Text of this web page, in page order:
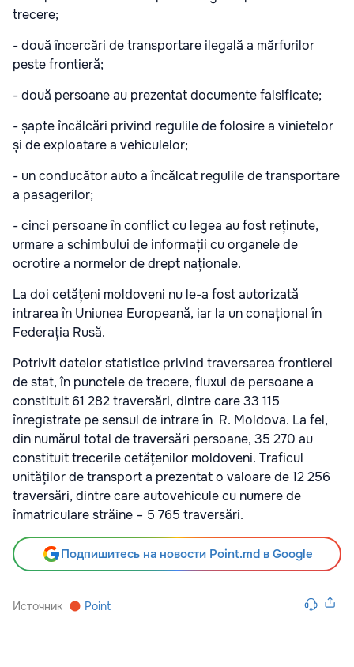
trecere;
- două încercări de transportare ilegală a mărfurilor
peste frontieră;
- două persoane au prezentat documente falsificate;
- șapte încălcări privind regulile de folosire a vinietelor
și de exploatare a vehiculelor;
- un conducător auto a încălcat regulile de transportare
a pasagerilor;
- cinci persoane în conflict cu legea au fost reținute,
urmare a schimbului de informații cu organele de
ocrotire a normelor de drept naționale.
La doi cetățeni moldoveni nu le-a fost autorizată
intrarea în Uniunea Europeană, iar la un conațional în
Federația Rusă.
Potrivit datelor statistice privind traversarea frontierei
de stat, în punctele de trecere, fluxul de persoane a
constituit 61 282 traversări, dintre care 33 115
înregistrate pe sensul de intrare în R. Moldova. La fel,
din numărul total de traversări persoane, 35 270 au
constituit trecerile cetățenilor moldoveni. Traficul
unităților de transport a prezentat o valoare de 12 256
traversări, dintre care autovehicule cu numere de
înmatriculare străine – 5 765 traversări.
Подпишитесь на новости Point.md в Google
Источник Point